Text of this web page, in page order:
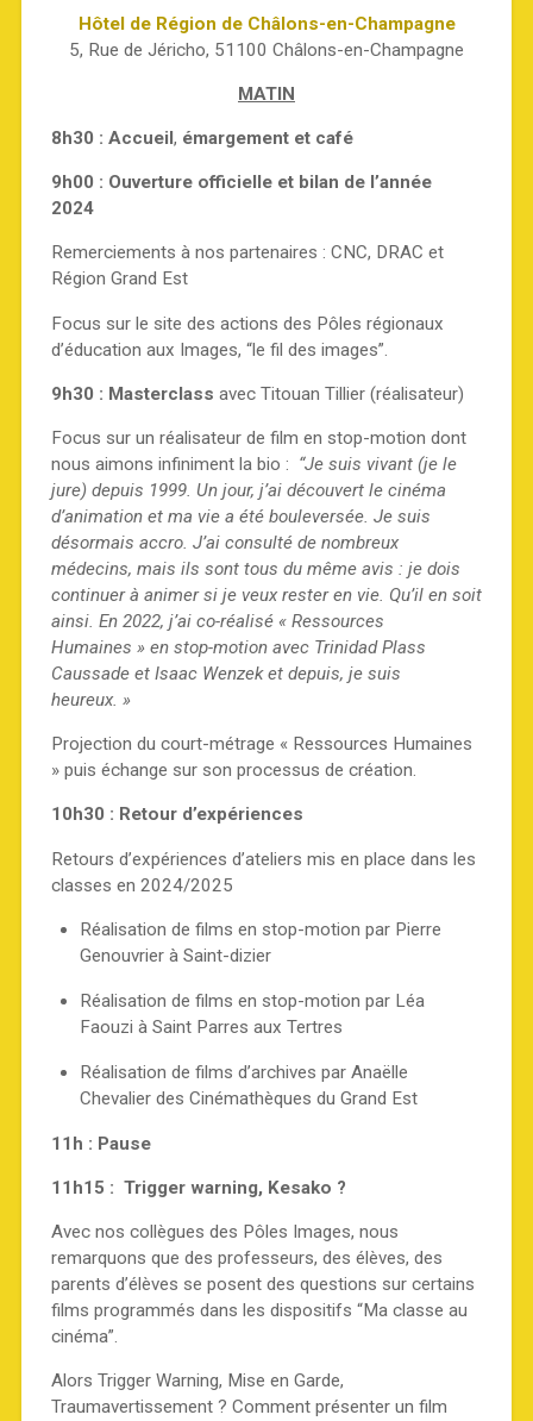
Hôtel de Région de Châlons-en-Champagne
5, Rue de Jéricho, 51100 Châlons-en-Champagne
MATIN
8h30 : Accueil, émargement et café
9h00 : Ouverture officielle et bilan de l’année
2024
Remerciements à nos partenaires : CNC, DRAC et
Région Grand Est
Focus sur le site des actions des Pôles régionaux
d’éducation aux Images, “le fil des images”.
9h30 : Masterclass avec Titouan Tillier (réalisateur)
Focus sur un réalisateur de film en stop-motion dont
nous aimons infiniment la bio : “Je suis vivant (je le
jure) depuis 1999. Un jour, j’ai découvert le cinéma
d’animation et ma vie a été bouleversée. Je suis
désormais accro. J’ai consulté de nombreux
médecins, mais ils sont tous du même avis : je dois
continuer à animer si je veux rester en vie. Qu’il en soit
ainsi. En 2022, j’ai co-réalisé « Ressources
Humaines » en stop-motion avec Trinidad Plass
Caussade et Isaac Wenzek et depuis, je suis
heureux. »
Projection du court-métrage « Ressources Humaines
» puis échange sur son processus de création.
10h30 : Retour d’expériences
Retours d’expériences d’ateliers mis en place dans les
classes en 2024/2025
Réalisation de films en stop-motion par Pierre
Genouvrier à Saint-dizier
Réalisation de films en stop-motion par Léa
Faouzi à Saint Parres aux Tertres
Réalisation de films d’archives par Anaëlle
Chevalier des Cinémathèques du Grand Est
11h : Pause
11h15 : Trigger warning, Kesako ?
Avec nos collègues des Pôles Images, nous
remarquons que des professeurs, des élèves, des
parents d’élèves se posent des questions sur certains
films programmés dans les dispositifs “Ma classe au
cinéma”.
Alors Trigger Warning, Mise en Garde,
Traumavertissement ? Comment présenter un film